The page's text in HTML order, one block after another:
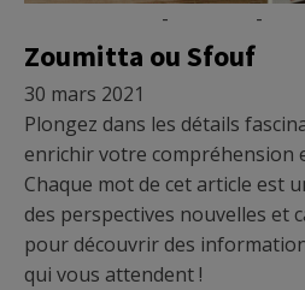
- -
Zoumitta ou Sfouf
30 mars 2021
Plongez dans les détails
enrichir votre compréhension
Chaque mot de cet article est
des perspectives nouvelles et
pour découvrir des
qui vous attendent !